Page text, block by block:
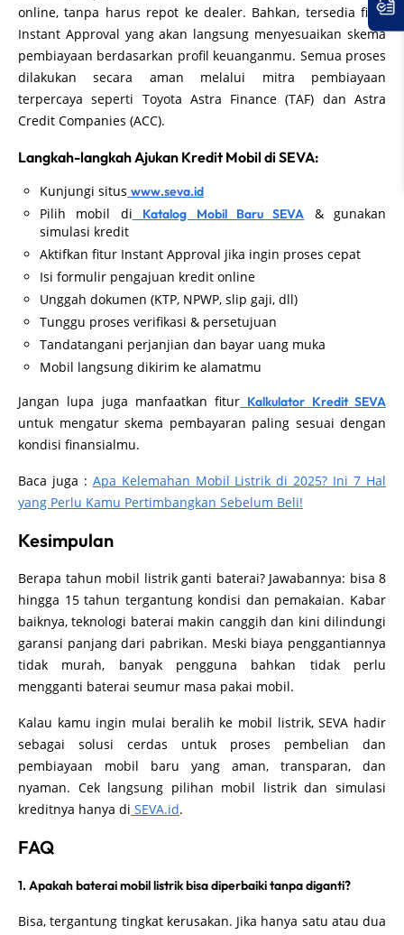
online, tanpa harus repot ke dealer. Bahkan, tersedia fitur
Instant Approval yang akan langsung menyesuaikan skema
pembiayaan berdasarkan profil keuanganmu. Semua proses
dilakukan secara aman melalui mitra pembiayaan
terpercaya seperti Toyota Astra Finance (TAF) dan Astra
Credit Companies (ACC).
Langkah-langkah Ajukan Kredit Mobil di SEVA:
Kunjungi situs www.seva.id
Pilih mobil di Katalog Mobil Baru SEVA & gunakan
simulasi kredit
Aktifkan fitur Instant Approval jika ingin proses cepat
Isi formulir pengajuan kredit online
Unggah dokumen (KTP, NPWP, slip gaji, dll)
Tunggu proses verifikasi & persetujuan
Tandatangani perjanjian dan bayar uang muka
Mobil langsung dikirim ke alamatmu
Jangan lupa juga manfaatkan fitur Kalkulator Kredit SEVA
untuk mengatur skema pembayaran paling sesuai dengan
kondisi finansialmu.
Baca juga : Apa Kelemahan Mobil Listrik di 2025? Ini 7 Hal
yang Perlu Kamu Pertimbangkan Sebelum Beli!
Kesimpulan
Berapa tahun mobil listrik ganti baterai? Jawabannya: bisa 8
hingga 15 tahun tergantung kondisi dan pemakaian. Kabar
baiknya, teknologi baterai makin canggih dan kini dilindungi
garansi panjang dari pabrikan. Meski biaya penggantiannya
tidak murah, banyak pengguna bahkan tidak perlu
mengganti baterai seumur masa pakai mobil.
Kalau kamu ingin mulai beralih ke mobil listrik, SEVA hadir
sebagai solusi cerdas untuk proses pembelian dan
pembiayaan mobil baru yang aman, transparan, dan
nyaman. Cek langsung pilihan mobil listrik dan simulasi
kreditnya hanya di SEVA.id.
FAQ
1. Apakah baterai mobil listrik bisa diperbaiki tanpa diganti?
Bisa, tergantung tingkat kerusakan. Jika hanya satu atau dua